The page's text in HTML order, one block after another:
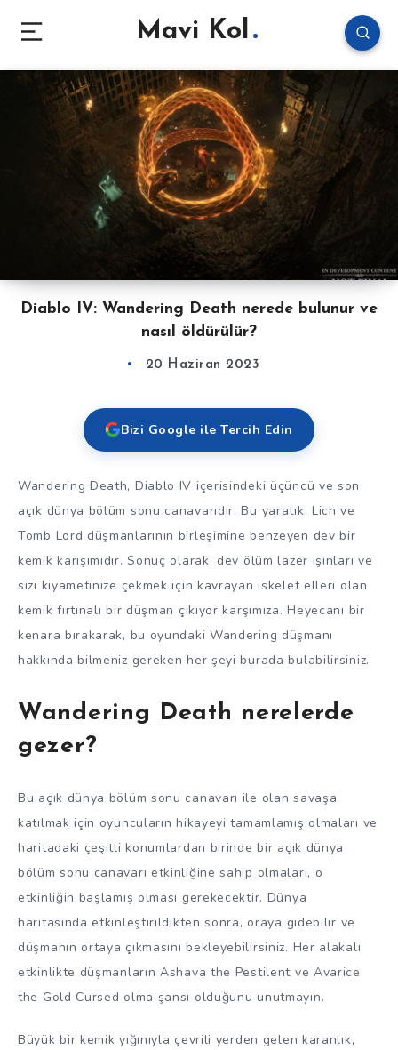
Mavi Kol
Diablo IV: Wandering Death nerede bulunur ve
nasıl öldürülür?
20 Haziran 2023
Bizi Google ile Tercih Edin
Wandering Death, Diablo IV içerisindeki üçüncü ve son
açık dünya bölüm sonu canavarıdır. Bu yaratık, Lich ve
Tomb Lord düşmanlarının birleşimine benzeyen dev bir
kemik karışımıdır. Sonuç olarak, dev ölüm lazer ışınları ve
sizi kıyametinize çekmek için kavrayan iskelet elleri olan
kemik fırtınalı bir düşman çıkıyor karşımıza. Heyecanı bir
kenara bırakarak, bu oyundaki Wandering düşmanı
hakkında bilmeniz gereken her şeyi burada bulabilirsiniz.
Wandering Death nerelerde
gezer?
Bu açık dünya bölüm sonu canavarı ile olan savaşa
katılmak için oyuncuların hikayeyi tamamlamış olmaları ve
haritadaki çeşitli konumlardan birinde bir açık dünya
bölüm sonu canavarı etkinliğine sahip olmaları, o
etkinliğin başlamış olması gerekecektir. Dünya
haritasında etkinleştirildikten sonra, oraya gidebilir ve
düşmanın ortaya çıkmasını bekleyebilirsiniz. Her alakalı
etkinlikte düşmanların Ashava the Pestilent ve Avarice
the Gold Cursed olma şansı olduğunu unutmayın.
Büyük bir kemik yığınıyla çevrili yerden gelen karanlık,